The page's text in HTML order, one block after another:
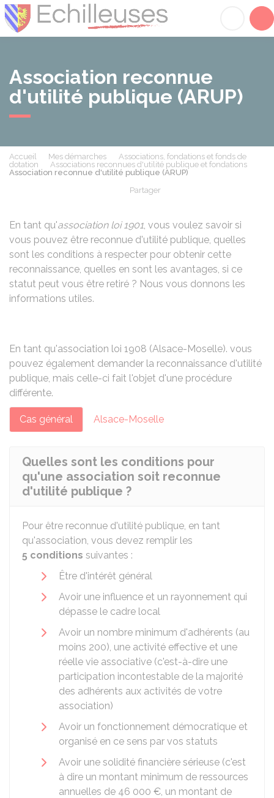
Association reconnue
d'utilité publique (ARUP)
Accueil Mes démarches
Associations, fondations et fonds de
dotation
Associations reconnues d'utilité publique et fondations
Association reconnue d'utilité publique (ARUP)
Partager
En tant qu'association loi 1901, vous voulez savoir si
vous pouvez être reconnue d'utilité publique, quelles
sont les conditions à respecter pour obtenir cette
reconnaissance, quelles en sont les avantages, si ce
statut peut vous être retiré ? Nous vous donnons les
informations utiles.
En tant qu'association loi 1908 (Alsace-Moselle). vous
pouvez également demander la reconnaissance d'utilité
publique, mais celle-ci fait l'objet d'une procédure
différente.
Cas général Alsace-Moselle
Quelles sont les conditions pour
qu'une association soit reconnue
d'utilité publique ?
Pour être reconnue d'utilité publique, en tant
qu'association, vous devez remplir les
5 conditions suivantes :
Être d'intérêt général
Avoir une influence et un rayonnement qui
dépasse le cadre local
Avoir un nombre minimum d'adhérents (au
moins 200), une activité effective et une
réelle vie associative (c'est-à-dire une
participation incontestable de la majorité
des adhérents aux activités de votre
association)
Avoir un fonctionnement démocratique et
organisé en ce sens par vos statuts
Avoir une solidité financière sérieuse (c'est
à dire un montant minimum de ressources
annuelles de 46 000 €, un montant de